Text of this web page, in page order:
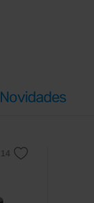
Novidades